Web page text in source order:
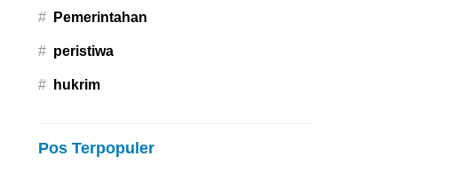
# Pemerintahan
# peristiwa
# hukrim
Pos Terpopuler